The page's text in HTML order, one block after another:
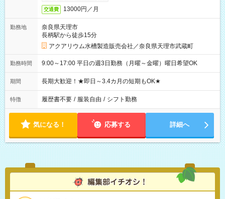
交通費 13000円／月
勤務地
奈良県天理市
長柄駅から徒歩15分
アクアリウム水槽製造販売会社／奈良県天理市武蔵町
勤務時間 9:00～17:00 平日の週3日勤務（月曜～金曜）曜日希望OK
期間 長期大歓迎！★即日～3.4カ月の短期もOK★
特徴 履歴書不要 / 服装自由 / シフト勤務
気になる！ 応募する 詳細へ